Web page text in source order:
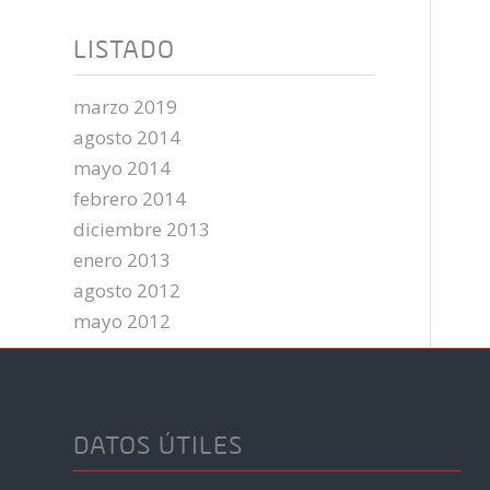
LISTADO
marzo 2019
agosto 2014
mayo 2014
febrero 2014
diciembre 2013
enero 2013
agosto 2012
mayo 2012
DATOS ÚTILES